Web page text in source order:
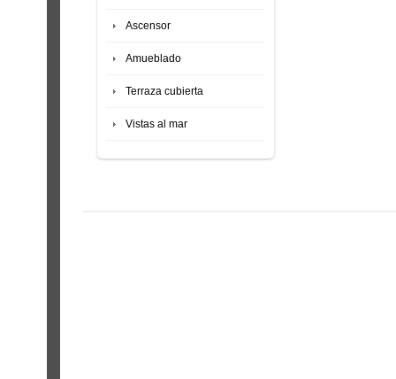
Ascensor
Amueblado
Terraza cubierta
Vistas al mar